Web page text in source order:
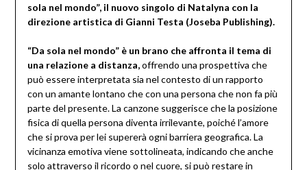
sola nel mondo”, il nuovo singolo di Natalyna con la
direzione artistica di Gianni Testa (Joseba Publishing).
“Da sola nel mondo” è un brano che affronta il tema di
una relazione a distanza,offrendo una prospettiva che
può essere interpretata sia nel contesto di un rapporto
con un amante lontano che con una persona che non fa più
parte del presente. La canzone suggerisce che la posizione
fisica di quella persona diventa irrilevante, poiché l’amore
che si prova per lei supererà ogni barriera geografica. La
vicinanza emotiva viene sottolineata, indicando che anche
solo attraverso il ricordo o nel cuore, si può restare in